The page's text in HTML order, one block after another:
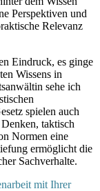
Perspektiven und
Relevanz
Eindruck, es ginge
Wissens in
sehe ich
spielen auch
taktisch
Normen eine
ermöglicht die
Sachverhalte.
mit Ihrer